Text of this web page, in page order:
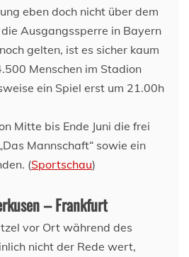
eben doch nicht über dem
Ausgangssperre in Bayern
gelten, ist es sicher kaum
Menschen im Stadion
ein Spiel erst um 21.00h
Mitte bis Ende Juni die frei
Mannschaft“ sowie ein
(Sportschau)
– Frankfurt
vor Ort während des
nicht der Rede wert,